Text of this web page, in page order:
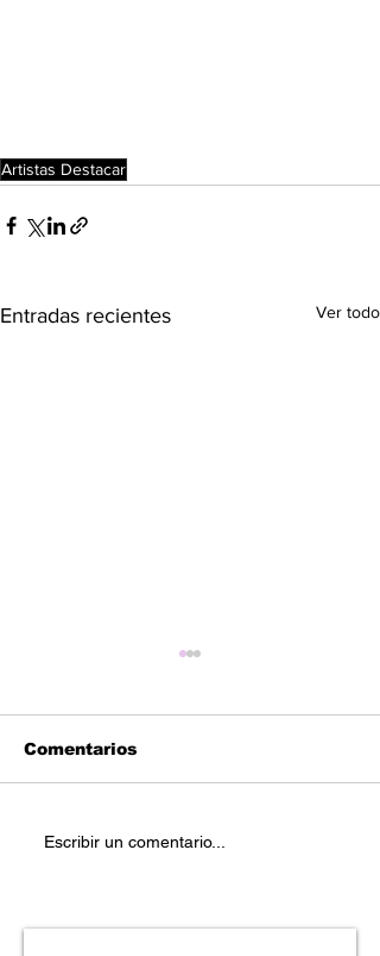
Artistas Destacar
Entradas recientes Ver todo
Geese Da Goon -
Comentarios
Escribir un comentario...